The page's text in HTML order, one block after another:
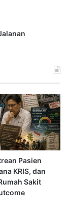
Pasien
KRIS, dan
Sakit